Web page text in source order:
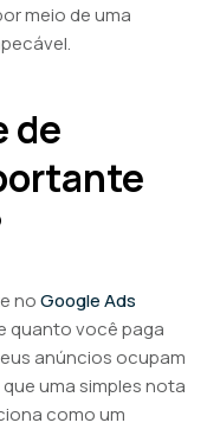
meio de uma
de
noGoogle Ads
quanto você paga
anúncios ocupam
uma simples nota
como um